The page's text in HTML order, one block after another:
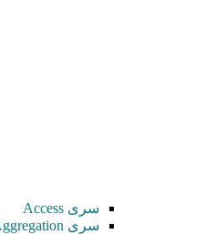
سری Access
سری Aggregation